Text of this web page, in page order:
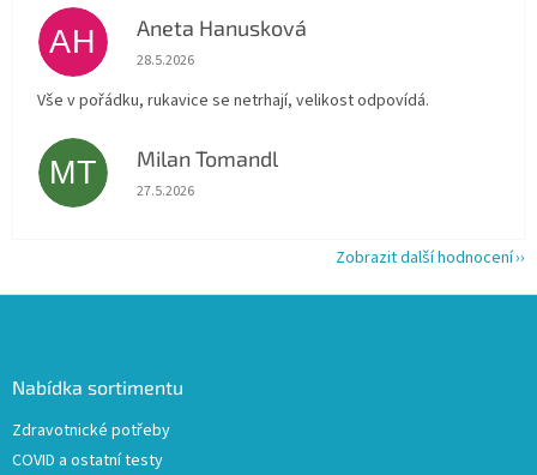
AH Aneta Hanusková
Hodnocení obchodu je 5 z 5 hvězdiček.
28.5.2026
Vše v pořádku, rukavice se netrhají, velikost odpovídá.
MT Milan Tomandl
Hodnocení obchodu je 5 z 5 hvězdiček.
27.5.2026
Zobrazit další hodnocení
Nabídka sortimentu
Zdravotnické potřeby
COVID a ostatní testy